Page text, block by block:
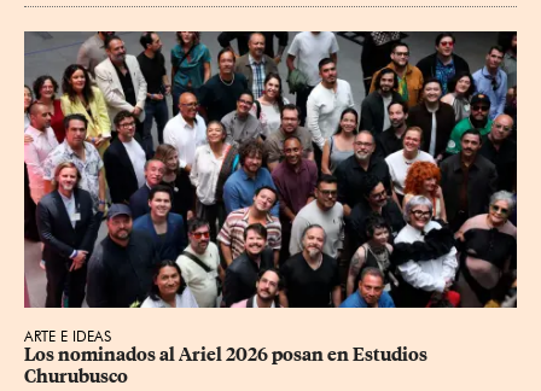
ARTE E IDEAS
Los nominados al Ariel 2026 posan en Estudios
Churubusco